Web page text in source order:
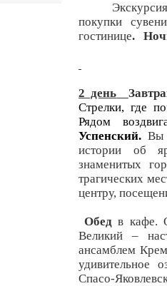
покупки
гостинице.
2 день
Стрелки, где
Рядом
Успенский. Вы
истории об
знаменитых
трагических
центру,
Обед в кафе.
Великий –
ансамблем
удивительное
Спасо-